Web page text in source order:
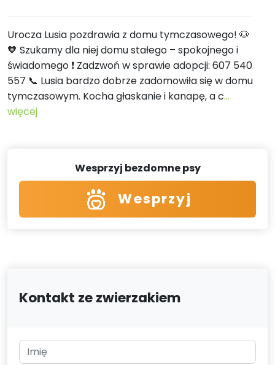
Urocza Lusia pozdrawia z domu tymczasowego! 🐶
🧡 Szukamy dla niej domu stałego – spokojnego i
świadomego ❗ Zadzwoń w sprawie adopcji: 607 540
557 📞 Lusia bardzo dobrze zadomowiła się w domu
tymczasowym. Kocha głaskanie i kanapę, a c...
więcej
Wesprzyj bezdomne psy
Wesprzyj
Kontakt ze zwierzakiem